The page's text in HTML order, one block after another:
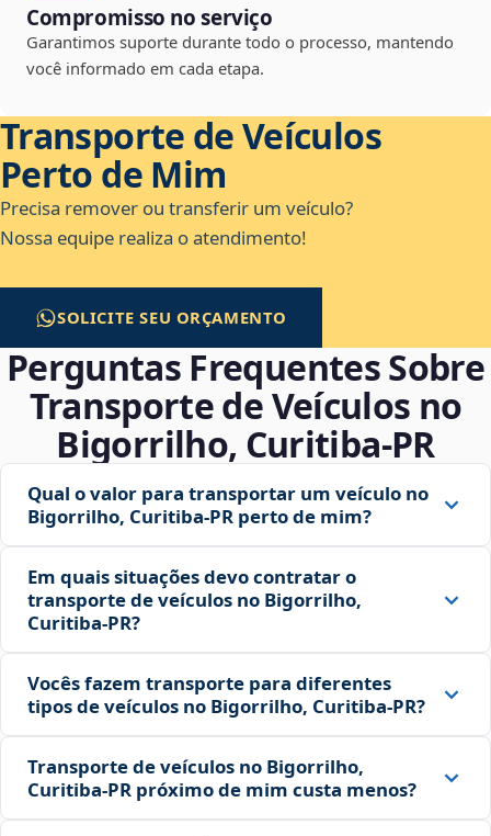
Compromisso no serviço
Garantimos suporte durante todo o processo, mantendo
você informado em cada etapa.
Transporte de Veículos
Perto de Mim
Precisa remover ou transferir um veículo?
Nossa equipe realiza o atendimento!
SOLICITE SEU ORÇAMENTO
Perguntas Frequentes Sobre
Transporte de Veículos no
Bigorrilho, Curitiba‑PR
Qual o valor para transportar um veículo no
Bigorrilho, Curitiba‑PR perto de mim?
Em quais situações devo contratar o
transporte de veículos no Bigorrilho,
Curitiba‑PR?
Vocês fazem transporte para diferentes
tipos de veículos no Bigorrilho, Curitiba‑PR?
Transporte de veículos no Bigorrilho,
Curitiba‑PR próximo de mim custa menos?